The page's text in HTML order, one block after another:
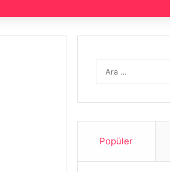
Popüler